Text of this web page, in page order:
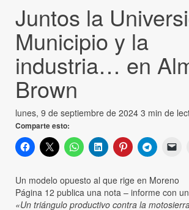
Juntos la
Municipio y la
industria… en
Brown
lunes, 9 de septiembre de 2024 3 min de
Comparte esto:
Un modelo opuesto al que rige en Moreno
Página 12 publica una nota – informe con
«Un triángulo productivo contra la